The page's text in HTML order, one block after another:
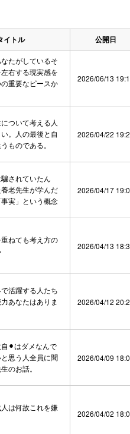
イトル 公開日
なたがしているそ
右する現実感を
重要なピースか
2026/06/13
ついて考える人
。人の最後と自
ものである。
2026/04/22
騙されていたん
老先生が学んだ
事実」という概念
2026/04/17
重ねても考え方の
2026/04/13
で活躍する人たち
あなたはありま
2026/04/12
⚫︎はダメなんで
思う人全員に聞
のお話。
2026/04/09
人は何故これを嫌
2026/04/02